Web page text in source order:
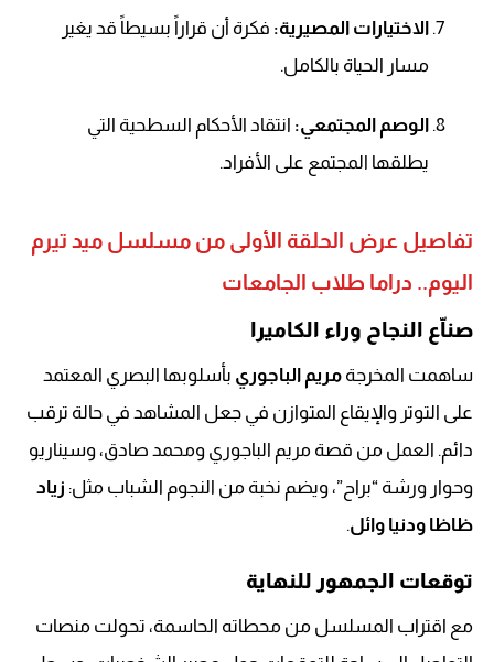
الاختيارات المصيرية: فكرة أن قراراً بسيطاً قد يغير
مسار الحياة بالكامل.
الوصم المجتمعي: انتقاد الأحكام السطحية التي
يطلقها المجتمع على الأفراد.
تفاصيل عرض الحلقة الأولى من مسلسل ميد تيرم
اليوم.. دراما طلاب الجامعات
صناّع النجاح وراء الكاميرا
ساهمت المخرجة مريم الباجوري بأسلوبها البصري المعتمد
على التوتر والإيقاع المتوازن في جعل المشاهد في حالة ترقب
دائم. العمل من قصة مريم الباجوري ومحمد صادق، وسيناريو
وحوار ورشة “براح”، ويضم نخبة من النجوم الشباب مثل: زياد
ظاظا ودنيا وائل.
توقعات الجمهور للنهاية
مع اقتراب المسلسل من محطاته الحاسمة، تحولت منصات